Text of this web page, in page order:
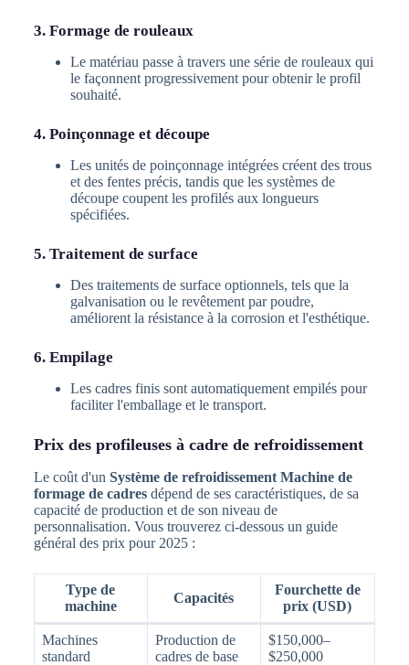
3. Formage de rouleaux
Le matériau passe à travers une série de rouleaux qui
le façonnent progressivement pour obtenir le profil
souhaité.
4. Poinçonnage et découpe
Les unités de poinçonnage intégrées créent des trous
et des fentes précis, tandis que les systèmes de
découpe coupent les profilés aux longueurs
spécifiées.
5. Traitement de surface
Des traitements de surface optionnels, tels que la
galvanisation ou le revêtement par poudre,
améliorent la résistance à la corrosion et l'esthétique.
6. Empilage
Les cadres finis sont automatiquement empilés pour
faciliter l'emballage et le transport.
Prix des profileuses à cadre de refroidissement
Le coût d'un Système de refroidissement Machine de
formage de cadresdépend de ses caractéristiques, de sa
capacité de production et de son niveau de
personnalisation. Vous trouverez ci-dessous un guide
général des prix pour 2025 :
Type de
machine
Capacités
Fourchette de
prix (USD)
Machines
standard
Production de
cadres de base
$150,000–
$250,000